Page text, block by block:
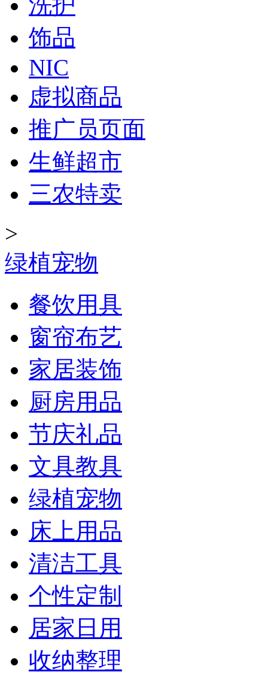
饰品
NIC
虚拟商品
推广员页面
生鲜超市
三农特卖
>
绿植宠物
餐饮用具
窗帘布艺
家居装饰
厨房用品
节庆礼品
文具教具
绿植宠物
床上用品
清洁工具
个性定制
居家日用
收纳整理